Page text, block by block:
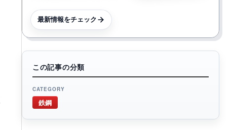
最新情報をチェック
この記事の分類
CATEGORY
鉄鋼